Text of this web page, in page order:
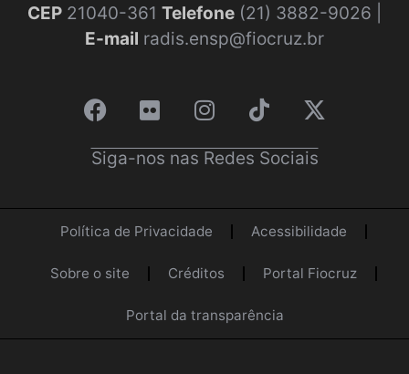
CEP 21040-361 Telefone (21) 3882-9026 |
E-mail radis.ensp@fiocruz.br
Siga-nos nas Redes Sociais
Política de Privacidade Acessibilidade
Sobre o site Créditos Portal Fiocruz
Portal da transparência